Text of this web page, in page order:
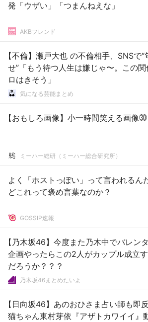
発「ウザい」「つまんねえな」
AKBフレンド
【不倫】瀬戸大也 の不倫相手、SNSで“
せ”「もう待つ人生は嫌じゃ〜。この
ロはきそう」
気になる芸能まとめ
【おもしろ画像】小一時間笑える画像㉚
ミーハー総研（ミーハー総合研究所）
よく「ホストっぽい」って言われるん
どこれって褒め言葉なのか？
GOSSIP速報
【乃木坂46】今度また乃木中でバレン
企画やったらこの2人がカップル成立
だろうか？？？
乃木坂46まとめたいよ
【日向坂46】あのおひさま占い師も即
猫ちゃん東村芽依『アザトカワイイ』